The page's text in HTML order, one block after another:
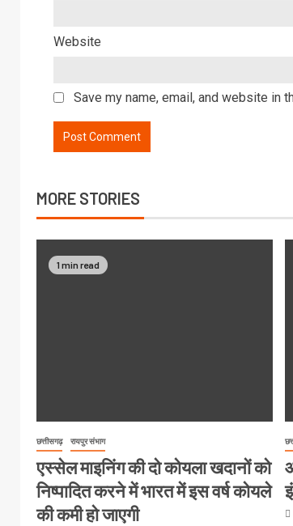
Website
Save my name, email, and website in
MORE STORIES
1 min read
छत्तीसगढ़ रायपुर संभाग
एस्सेल माइनिंग की दो कोयला खदानों को
निष्पादित करने में भारत में इस वर्ष कोयले
की कमी हो जाएगी